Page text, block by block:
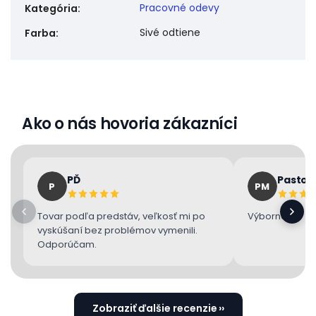
Kategória:
Pracovné odevy
Farba: Sivé odtiene
Ako o nás hovoria zákazníci
P PĎ
Tovar podľa predstáv, veľkosť mi po
vyskúšaní bez problémov vymenili.
Odporúčam.
PM
Výborne 👌
Zobraziť ďalšie recenzie